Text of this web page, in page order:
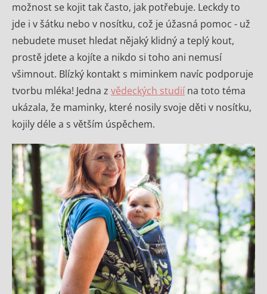
možnost se kojit tak často, jak potřebuje. Leckdy to
jde i v šátku nebo v nosítku, což je úžasná pomoc - už
nebudete muset hledat nějaký klidný a teplý kout,
prostě jdete a kojíte a nikdo si toho ani nemusí
všimnout. Blízký kontakt s miminkem navíc podporuje
tvorbu mléka! Jedna z vědeckých studií na toto téma
ukázala, že maminky, které nosily svoje děti v nosítku,
kojily déle a s větším úspěchem.